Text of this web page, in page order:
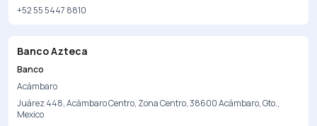
+52 55 5447 8810
Banco Azteca
Banco
Acámbaro
Juárez 448, Acámbaro Centro, Zona Centro, 38600 Acámbaro, Gto.,
Mexico